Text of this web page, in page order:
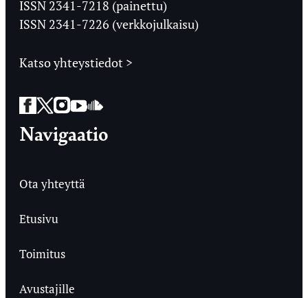
ISSN 2341-7218 (painettu)
ISSN 2341-7226 (verkkojulkaisu)
Katso yhteystiedot >
Facebook
Twitter
Instagram
YouTube
SoundCloud
Navigaatio
Ota yhteyttä
Etusivu
Toimitus
Avustajille